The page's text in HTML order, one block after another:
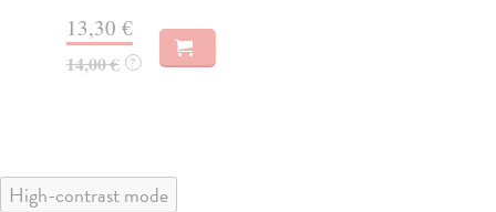
13,30 €
14,00 € ?
High-contrast mode